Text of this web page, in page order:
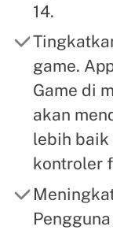
14.
game.
Game di
akan
lebih baik
kontroler